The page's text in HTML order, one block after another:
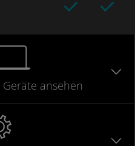
Geräte ansehen